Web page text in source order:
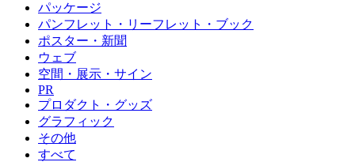
パッケージ
パンフレット・リーフレット・ブック
ポスター・新聞
ウェブ
空間・展示・サイン
PR
プロダクト・グッズ
グラフィック
その他
すべて